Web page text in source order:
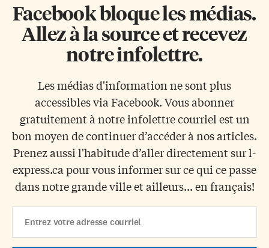
Facebook bloque les médias.
Allez à la source et recevez
notre infolettre.
Les médias d'information ne sont plus
accessibles via Facebook. Vous abonner
gratuitement à notre infolettre courriel est un
bon moyen de continuer d’accéder à nos articles.
Prenez aussi l'habitude d’aller directement sur l-
express.ca pour vous informer sur ce qui ce passe
dans notre grande ville et ailleurs... en français!
Address